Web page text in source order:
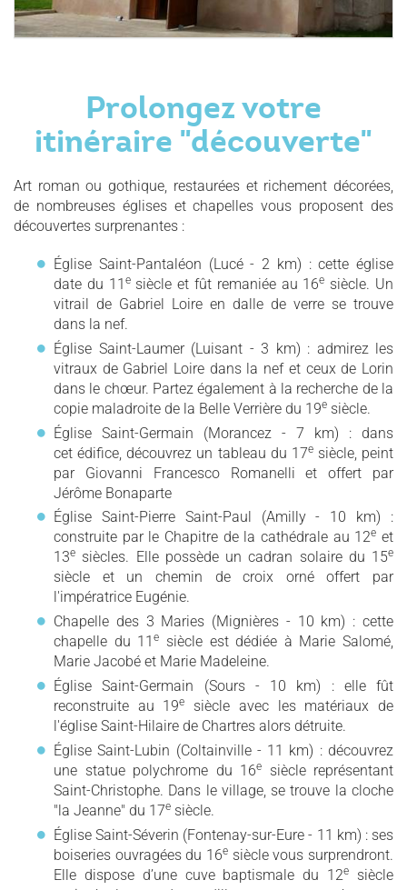
Prolongez votre
itinéraire "découverte"
Art roman ou gothique, restaurées et richement décorées,
de nombreuses églises et chapelles vous proposent des
découvertes surprenantes :
Église Saint-Pantaléon (Lucé - 2 km) : cette église
date du 11 esiècle et fût remaniée au 16e siècle. Un
vitrail de Gabriel Loire en dalle de verre se trouve
dans la nef.
Église Saint-Laumer (Luisant - 3 km) : admirez les
vitraux de Gabriel Loire dans la nef et ceux de Lorin
dans le chœur. Partez également à la recherche de la
copie maladroite de la Belle Verrière du 19e siècle.
Église Saint-Germain (Morancez - 7 km) : dans
cet édifice, découvrez un tableau du 17esiècle, peint
par Giovanni Francesco Romanelli et offert par
Jérôme Bonaparte
Église Saint-Pierre Saint-Paul (Amilly - 10 km) :
construite par le Chapitre de la cathédrale au 12e et
13e siècles. Elle possède un cadran solaire du 15e
siècle et un chemin de croix orné offert par
l'impératrice Eugénie.
Chapelle des 3 Maries (Mignières - 10 km) : cette
chapelle du 11e
siècle est dédiée à Marie Salomé,
Marie Jacobé et Marie Madeleine.
Église Saint-Germain (Sours - 10 km) : elle fût
reconstruite au 19e
siècle avec les matériaux de
l'église Saint-Hilaire de Chartres alors détruite.
Église Saint-Lubin (Coltainville - 11 km) : découvrez
une statue polychrome du 16e
siècle représentant
Saint-Christophe. Dans le village, se trouve la cloche
"la Jeanne" du 17e siècle.
Église Saint-Séverin (Fontenay-sur-Eure - 11 km) : ses
boiseries ouvragées du 16e siècle vous surprendront.
Elle dispose d’une cuve baptismale du 12e
siècle